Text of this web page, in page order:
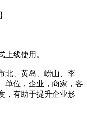
上线使用。
北、黄岛、崂山、李
单位，企业，商家，客
，有助于提升企业形